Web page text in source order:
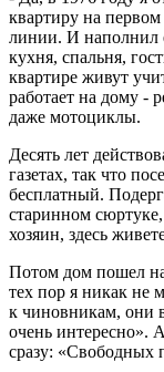
квартиру на
линии. И наполнил
кухня, спальня,
квартире живут
работает на дому
даже мотоциклы.
Десять лет
газетах, так что
бесплатный.
старинном
хозяин, здесь
Потом дом пошел
тех пор я никак не
к чиновникам, они
очень интересно».
сразу: «Свободных